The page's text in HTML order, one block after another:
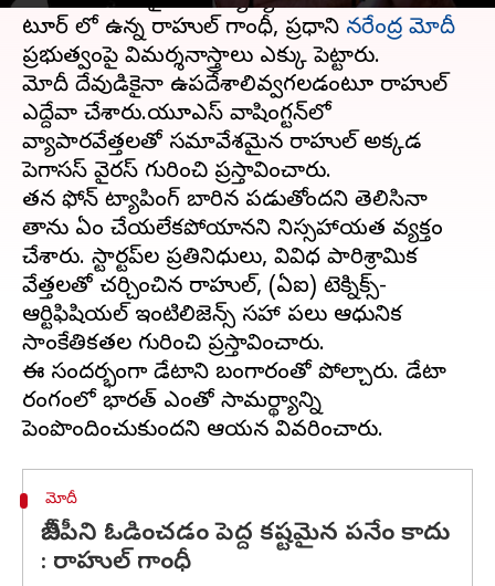
టూర్ లో ఉన్న రాహుల్ గాంధీ, ప్రధాని నరేంద్ర మోదీ
ప్రభుత్వంపై విమర్శనాస్త్రాలు ఎక్కు పెట్టారు.
మోదీ దేవుడికైనా ఉపదేశాలివ్వగలడంటూ రాహుల్
ఎద్దేవా చేశారు.యూఎస్ వాషింగ్టన్‌లో
వ్యాపారవేత్తలతో సమావేశమైన రాహుల్ అక్కడ
పెగాసస్‌ వైరస్‌ గురించి ప్రస్తావించారు.
తన ఫోన్ ట్యాపింగ్‌ బారిన పడుతోందని తెలిసినా
తాను ఏం చేయలేకపోయానని నిస్సహాయత వ్యక్తం
చేశారు. స్టార్టప్‌ల ప్రతినిధులు, వివిధ పారిశ్రామిక
వేత్తలతో చర్చించిన రాహుల్, (ఏఐ) టెక్నిక్స్-
ఆర్టిఫిషియల్ ఇంటిలిజెన్స్‌ సహా పలు ఆధునిక
సాంకేతికతల గురించి ప్రస్తావించారు.
ఈ సందర్భంగా డేటాని బంగారంతో పోల్చారు. డేటా
రంగంలో భారత్ ఎంతో సామర్థ్యాన్ని
మోదీ
బీజేపీని ఓడించడం పెద్ద కష్టమైన పనేం కాదు
: రాహుల్ గాంధీ